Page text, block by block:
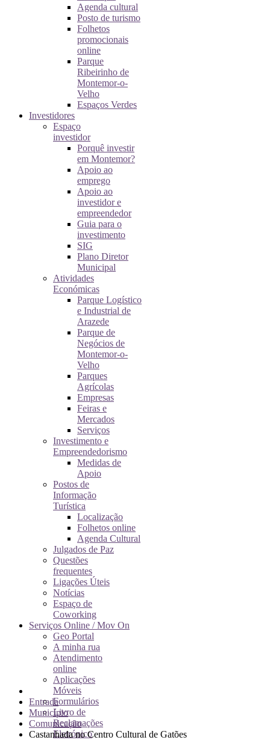
Agenda cultural
Posto de turismo
Folhetos
promocionais
online
Parque
Ribeirinho de
Montemor-o-
Velho
Espaços Verdes
Investidores
Espaço
investidor
Porquê investir
em Montemor?
Apoio ao
emprego
Apoio ao
investidor e
empreendedor
Guia para o
investimento
SIG
Plano Diretor
Municipal
Atividades
Económicas
Parque Logístico
e Industrial de
Arazede
Parque de
Negócios de
Montemor-o-
Velho
Parques
Agrícolas
Empresas
Feiras e
Mercados
Serviços
Investimento e
Empreendedorismo
Medidas de
Apoio
Postos de
Informação
Turística
Localização
Folhetos online
Agenda Cultural
Julgados de Paz
Questões
frequentes
Ligações Úteis
Notícias
Espaço de
Coworking
Serviços Online / Mov On
Geo Portal
A minha rua
Atendimento
online
Aplicações
Móveis
Formulários
Livro de
Reclamações
Eletrónico
Entrada
Município
Comunicação
Castanhada no Centro Cultural de Gatões